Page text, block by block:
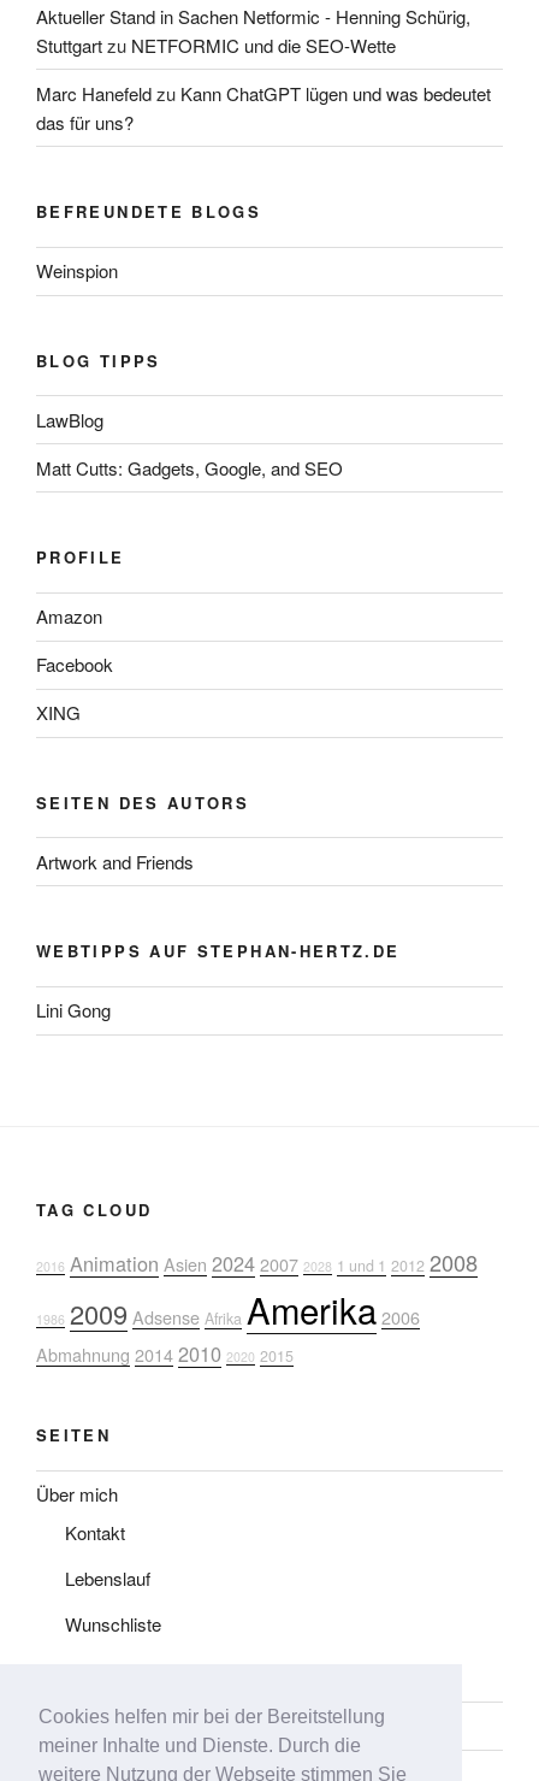
Cookies helfen mir bei der Bereitstellung
meiner Inhalte und Dienste. Durch die
weitere Nutzung der Webseite stimmen Sie
Aktueller Stand in Sachen Netformic - Henning Schürig,
Stuttgartzu NETFORMIC und die SEO-Wette
Marc Hanefeldzu Kann ChatGPT lügen und was bedeutet
das für uns?
BEFREUNDETE BLOGS
Weinspion
BLOG TIPPS
LawBlog
Matt Cutts: Gadgets, Google, and SEO
PROFILE
Amazon
Facebook
XING
SEITEN DES AUTORS
Artwork and Friends
WEBTIPPS AUF STEPHAN-HERTZ.DE
Lini Gong
TAG CLOUD
2016 Animation Asien 20242007 2028 1 und 1 2012 2008
1986 2009 Adsense Afrika Amerika2006
Abmahnung 20142010 2020 2015
SEITEN
Über mich
Kontakt
Lebenslauf
Wunschliste
Datenschutz
Tag-Liste